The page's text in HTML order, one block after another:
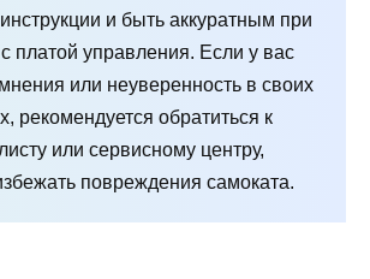
и быть аккуратным при
платой управления. Если у вас
или неуверенность в своих
рекомендуется обратиться к
или сервисному центру,
повреждения самоката.